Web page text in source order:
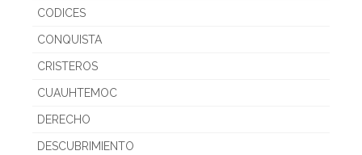
CODICES
CONQUISTA
CRISTEROS
CUAUHTEMOC
DERECHO
DESCUBRIMIENTO